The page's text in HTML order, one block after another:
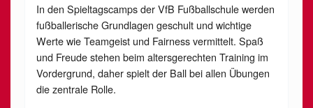
In den Spieltagscamps der VfB Fußballschule werden
fußballerische Grundlagen geschult und wichtige
Werte wie Teamgeist und Fairness vermittelt. Spaß
und Freude stehen beim altersgerechten Training im
Vordergrund, daher spielt der Ball bei allen Übungen
die zentrale Rolle.